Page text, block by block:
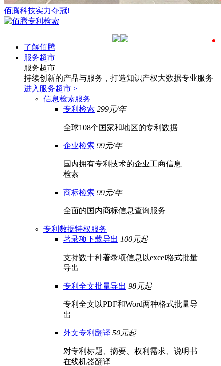
佰腾科技实力夺冠!
了解佰腾
服务超市
服务超市
持续创新的产品与服务，打造知识产权大数据专业服务
进入服务超市 >
信息检索服务
专利检索 299元/年
全球108个国家和地区的专利数据
企业检索 99元/年
国内拥有专利技术的企业工商信息
检索
商标检索 99元/年
全面的国内商标信息查询服务
专利数据特权服务
著录项下载导出 100元起
支持数十种著录项信息以excel格式批量
导出
专利全文批量导出 98元起
专利全文以PDF和Word两种格式批量导
出
外文专利翻译 50元起
对专利标题、摘要、权利需求、说明书
在线机器翻译